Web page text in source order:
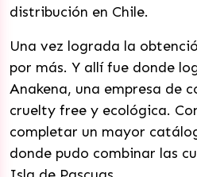
distribución en Chile.
Una vez lograda la
por más. Y allí fue donde
Anakena, una empresa de
cruelty free y ecológica.
completar un mayor
donde pudo combinar las